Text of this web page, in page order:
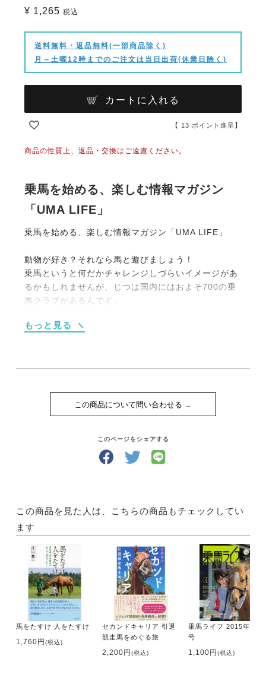
¥ 1,265 税込
送料無料・返品無料(一部商品除く)
月～土曜12時までのご注文は当日出荷(休業日除く)
カートに入れる
【 13 ポイント進呈】
商品の性質上、返品・交換はご遠慮ください。
乗馬を始める、楽しむ情報マガジン
「UMA LIFE」
乗馬を始める、楽しむ情報マガジン「UMA LIFE」
動物が好き？それなら馬と遊びましょう！
乗馬というと何だかチャレンジしづらいイメージがあ
るかもしれませんが、じつは国内にはおよそ700の乗
馬クラブがあるんです。
【２】海や山、草原を馬でお散歩する《外乗》をメイ
たとえば4回のレッスンがセットになった体験乗馬教
（1時間10,000円程度）などなど。
そうして馬と仲良くなったら、馬と遊ぶ楽しみが膨ら
どんな風にして遊びましょう？「UMA LIFE」には、
馬と過ごす時間が楽しくなるような国内外の情報が満
をサポートします！
・サイズ A4判
・出版社 メトロポリタンプレス
【内容】
●特集
ウマ・二都物語
・第1幕 LONDON
ロンドン・インターナショナルホースショー2023
馬好きたちの6 DAYS! 年末ロンドンの華麗なる祭典
もっと見る
この商品について問い合わせる
このページをシェアする
この商品を見た人は、こちらの商品もチェックしてい
ます
馬をたすけ 人をたすけ
1,760円(税込)
セカンドキャリア 引退
競走馬をめぐる旅
2,200円(税込)
乗馬ライフ 2015年 第5
号
1,100円(税込)